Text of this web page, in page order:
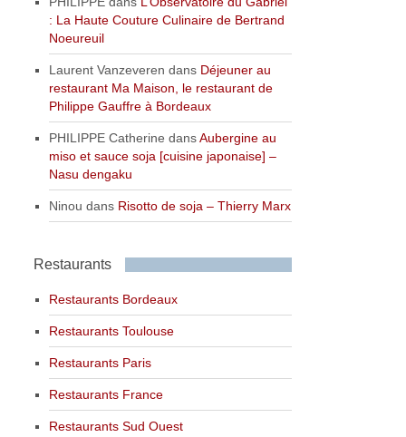
: La Haute Couture Culinaire de Bertrand
Noeureuil
Laurent Vanzeveren dans Déjeuner au
restaurant Ma Maison, le restaurant de
Philippe Gauffre à Bordeaux
PHILIPPE Catherine dansAubergine au
miso et sauce soja [cuisine japonaise] –
Nasu dengaku
Ninou dans Risotto de soja – Thierry Marx
Restaurants
Restaurants Bordeaux
Restaurants Toulouse
Restaurants Paris
Restaurants France
Restaurants Sud Ouest